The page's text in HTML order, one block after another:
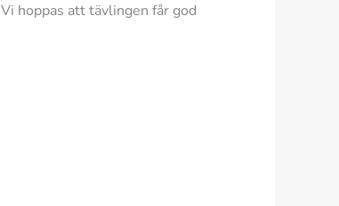
hoppas att tävlingen får god